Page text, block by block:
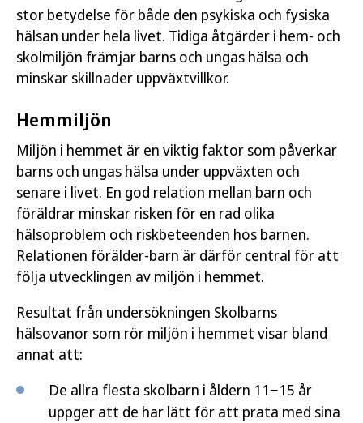
stor betydelse för både den psykiska och fysiska
hälsan under hela livet. Tidiga åtgärder i hem- och
skolmiljön främjar barns och ungas hälsa och
minskar skillnader uppväxtvillkor.
Hemmiljön
Miljön i hemmet är en viktig faktor som påverkar
barns och ungas hälsa under uppväxten och
senare i livet. En god relation mellan barn och
föräldrar minskar risken för en rad olika
hälsoproblem och riskbeteenden hos barnen.
Relationen förälder-barn är därför central för att
följa utvecklingen av miljön i hemmet.
Resultat från undersökningen Skolbarns
hälsovanor som rör miljön i hemmet visar bland
annat att:
De allra flesta skolbarn i åldern 11−15 år
uppger att de har lätt för att prata med sina